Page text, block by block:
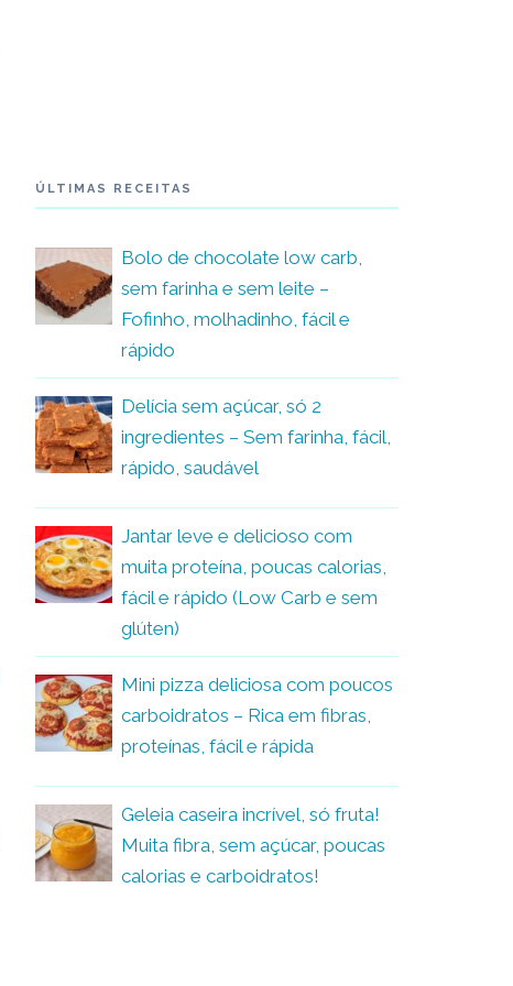
ÚLTIMAS RECEITAS
Bolo de chocolate low carb,
sem farinha e sem leite –
Fofinho, molhadinho, fácil e
rápido
Delícia sem açúcar, só 2
ingredientes – Sem farinha, fácil,
rápido, saudável
Jantar leve e delicioso com
muita proteína, poucas calorias,
fácil e rápido (Low Carb e sem
glúten)
Mini pizza deliciosa com poucos
carboidratos – Rica em fibras,
proteínas, fácil e rápida
Geleia caseira incrível, só fruta!
Muita fibra, sem açúcar, poucas
calorias e carboidratos!